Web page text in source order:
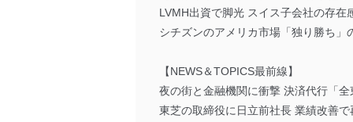
LVMH出資で脚光 スイス子会社の存在
シチズンのアメリカ市場「独り勝ち
【NEWS＆TOPICS最前線】
夜の街と金融機関に衝撃 決済代行「
東芝の取締役に日立前社長 業績改善